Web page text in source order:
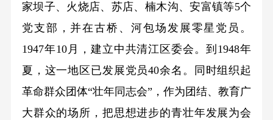
家坝子、火烧店、苏店、楠木沟、安富镇等5个
党支部，并在古桥、河包场发展零星党员。
1947年10月，建立中共清江区委会。到1948年
夏，这一地区已发展党员40余名。同时组织起
革命群众团体“壮年同志会”，作为团结、教育广
大群众的场所，把思想进步的青壮年发展为会